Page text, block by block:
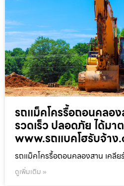
รถแม็คโครรื้อถอนคลอ
รวดเร็ว ปลอดภัย ได้มา
www.รถแบคโฮรับจ้าง
รถแม็คโครรื้อถอนคลองสาน เคลี
ดูเพิ่มเติม »